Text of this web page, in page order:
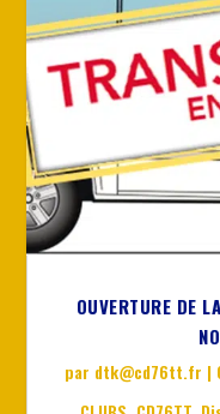
OUVERTURE DE
par dtk@cd76tt.fr |